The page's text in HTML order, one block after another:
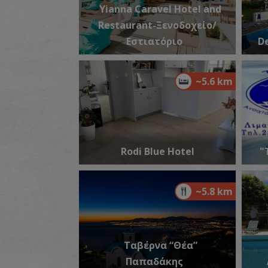
Yianna Caravel Hotel and
Restaurant-Ξενοδοχείο/
Εστιατόριο
~5.6 km
Rodi Blue Hotel
~5.8 km
Ταβέρνα “Θέα”
Παπαδάκης